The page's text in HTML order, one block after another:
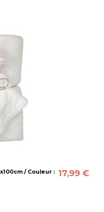
/ Couleur : 17,99 €